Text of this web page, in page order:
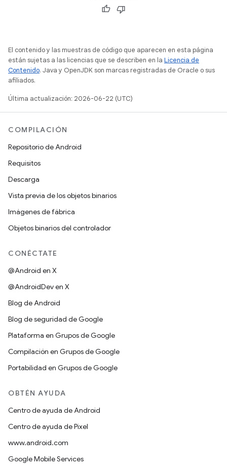
El contenido y las muestras de código que aparecen en esta página
están sujetas a las licencias que se describen en la Licencia de
Contenido. Java y OpenJDK son marcas registradas de Oracle o sus
afiliados.
Última actualización: 2026-06-22 (UTC)
COMPILACIÓN
Repositorio de Android
Requisitos
Descarga
Vista previa de los objetos binarios
Imágenes de fábrica
Objetos binarios del controlador
CONÉCTATE
@Android en X
@AndroidDev en X
Blog de Android
Blog de seguridad de Google
Plataforma en Grupos de Google
Compilación en Grupos de Google
Portabilidad en Grupos de Google
OBTÉN AYUDA
Centro de ayuda de Android
Centro de ayuda de Pixel
www.android.com
Google Mobile Services